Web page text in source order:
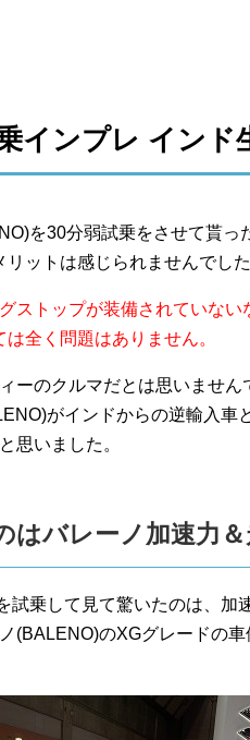
インプレ インド
を30分弱試乗をさせて貰っ
ットは感じられませんでした
ストップが装備されていな
全く問題はありません。
ーのクルマだとは思いません
がインドからの逆輸入車
思いました。
はバレーノ加速力
乗して見て驚いたのは、加
(BALENO)のXGグレードの